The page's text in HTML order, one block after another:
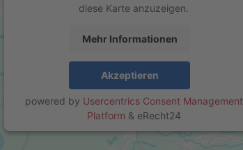
diese Karte anzuzeigen.
Mehr Informationen
Akzeptieren
powered by Usercentrics Consent Management
Platform & eRecht24